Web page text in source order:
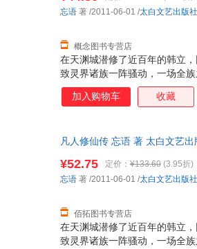
在天渊城潜修了近百年的韩立
致灵界诸族一阵骚动，一场全
的韩立和其他几名同阶修士，
冒险开始了。
概念图书专营店
忘语 著 /2011-06-01 /太白文艺出版社
加入购物车 收藏
凡人修仙传 忘语 著 太白文艺
在天渊城潜修了近百年的韩立
致灵界诸族一阵骚动，一场全
¥52.75 定价： ¥133.60 (3.95折)
佰拓图书专营店
忘语 著 /2011-06-01 /太白文艺出版社